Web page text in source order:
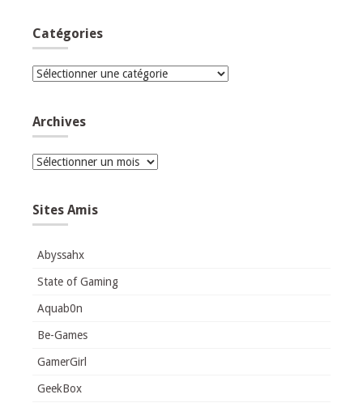
Catégories
Catégories
Archives
Archives
Sites Amis
Abyssahx
State of Gaming
Aquab0n
Be-Games
GamerGirl
GeekBox